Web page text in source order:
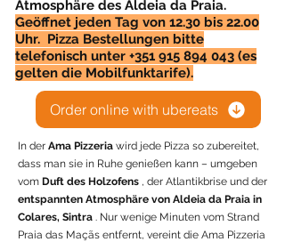
Atmosphäre des Aldeia da Praia.
Geöffnet jeden Tag von 12.30 bis 22.00
Uhr. Pizza Bestellungen bitte
telefonisch unter +351 915 894 043 (es
gelten die Mobilfunktarife).
Order online with ubereats
In der Ama Pizzeria wird jede Pizza so zubereitet,
dass man sie in Ruhe genießen kann – umgeben
vom Duft des Holzofens , der Atlantikbrise und der
entspannten Atmosphäre von Aldeia da Praia in
Colares, Sintra . Nur wenige Minuten vom Strand
Praia das Maçãs entfernt, vereint die Ama Pizzeria